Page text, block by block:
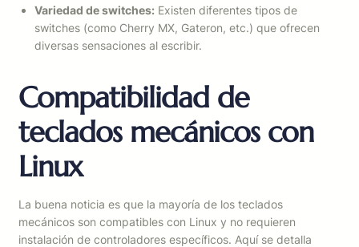
Variedad de switches: Existen diferentes tipos de
switches (como Cherry MX, Gateron, etc.) que ofrecen
diversas sensaciones al escribir.
Compatibilidad de
teclados mecánicos con
Linux
La buena noticia es que la mayoría de los teclados
mecánicos son compatibles con Linux y no requieren
instalación de controladores específicos. Aquí se detalla